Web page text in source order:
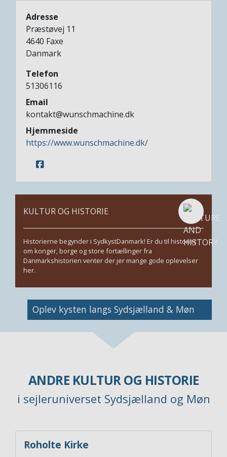
Adresse
Præstøvej 11
4640 Faxe
Danmark
Telefon
51306116
Email
kontakt@wunschmachine.dk
Hjemmeside
https://www.wunschmachine.dk/
KULTUR OG HISTORIE
Historierne begynder i SydkystDanmark! Er du til historier
om konger, borge og store fortællinger fra
Danmarkshistorien venter der jer mange gode oplevelser
her.
Image
Oplev kysten langs Sydsjælland & Møn
ANDRE KULTUR OG HISTORIE
i sejleruniverset Sydsjælland og Møn
Roholte Kirke